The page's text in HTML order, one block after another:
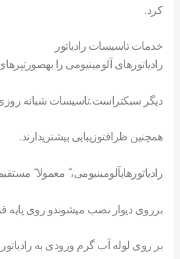
کرد.
خدمات تاسیسات رادیاتور
رادياتورهای آلومينيومی را
ديگر سبکتراست.تاسیسات شبانه
همچنين ظرافتوزيبايی بيشتریدارند.
رادياتورهایآلومينيومی، ً معمولا
برروی ديوار نصب میشوندو روی پايه
بر روی لوله آب گرم ورودی به